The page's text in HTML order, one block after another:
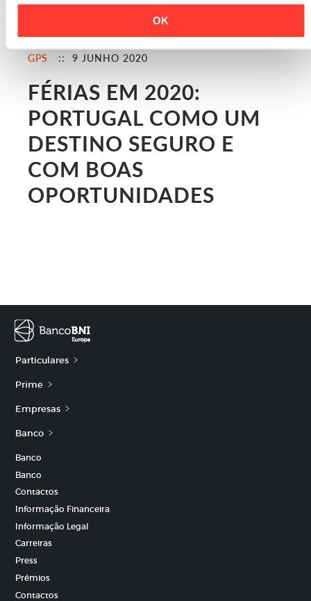
OK
GPS :: 9 JUNHO 2020
FÉRIAS EM 2020:
PORTUGAL COMO UM
DESTINO SEGURO E
COM BOAS
OPORTUNIDADES
Particulares
Prime
Empresas
Banco
Banco
Banco
Contactos
Informação Financeira
Informação Legal
Carreiras
Press
Prémios
Contactos